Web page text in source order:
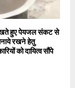
हुए पेयजल संकट से
रखने हेतु
को दायित्व सौंपे